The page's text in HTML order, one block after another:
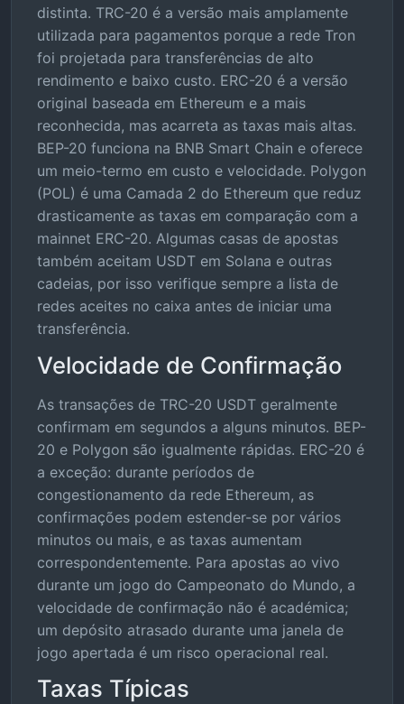
distinta. TRC-20 é a versão mais amplamente
utilizada para pagamentos porque a rede Tron
foi projetada para transferências de alto
rendimento e baixo custo. ERC-20 é a versão
original baseada em Ethereum e a mais
reconhecida, mas acarreta as taxas mais altas.
BEP-20 funciona na BNB Smart Chain e oferece
um meio-termo em custo e velocidade. Polygon
(POL) é uma Camada 2 do Ethereum que reduz
drasticamente as taxas em comparação com a
mainnet ERC-20. Algumas casas de apostas
também aceitam USDT em Solana e outras
cadeias, por isso verifique sempre a lista de
redes aceites no caixa antes de iniciar uma
transferência.
Velocidade de Confirmação
As transações de TRC-20 USDT geralmente
confirmam em segundos a alguns minutos. BEP-
20 e Polygon são igualmente rápidas. ERC-20 é
a exceção: durante períodos de
congestionamento da rede Ethereum, as
confirmações podem estender-se por vários
minutos ou mais, e as taxas aumentam
correspondentemente. Para apostas ao vivo
durante um jogo do Campeonato do Mundo, a
velocidade de confirmação não é académica;
um depósito atrasado durante uma janela de
jogo apertada é um risco operacional real.
Taxas Típicas